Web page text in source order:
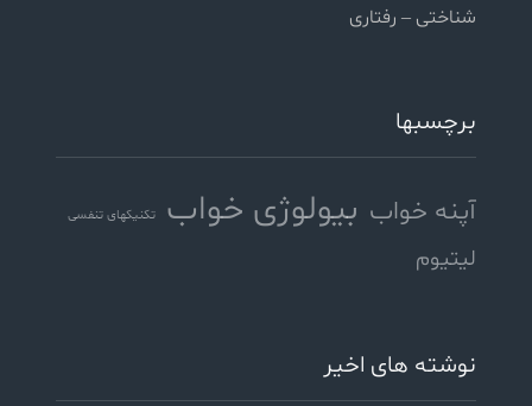
شناختی – رفتاری
برچسبها
آپنه خواب بیولوژی خواب تکنیکهای تنفسی
لیتیوم
نوشته های اخیر